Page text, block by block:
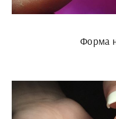
Форма